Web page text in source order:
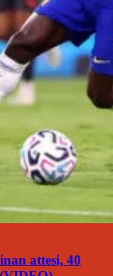
attesi, 40